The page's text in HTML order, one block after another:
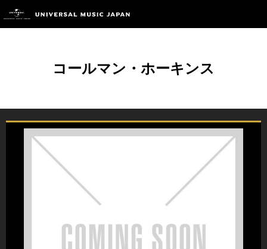
コールマン・ホーキンス